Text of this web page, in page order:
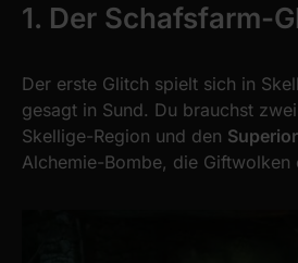
1. Der Schafsfarm-
Der erste Glitch spielt sich in
gesagt in Sund. Du brauchst
Skellige-Region und den
Alchemie-Bombe, die Giftwolken